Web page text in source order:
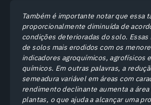
Também é importante notar que essa
proporcionalmente diminuída de
condições deterioradas do solo. Essas
de solos mais erodidos com os
indicadores agroquímicos, agrofísicos
químicos. Em outras palavras, a
semeadura variável em áreas com
rendimento declinante aumenta a
plantas, o que ajuda a alcançar uma